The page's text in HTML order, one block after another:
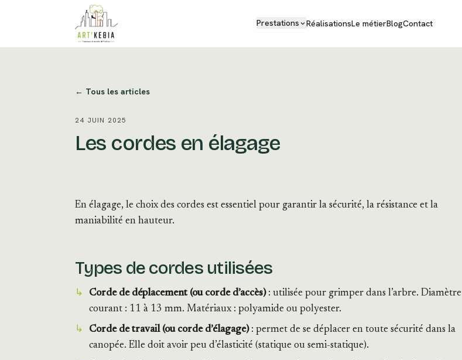
Prestations RéalisationsLe métierBlogContact
← Tous les articles
24 JUIN 2025
Les cordes en élagage
En élagage, le choix des cordes est essentiel pour garantir la sécurité, la résistance et la
maniabilité en hauteur.
Types de cordes utilisées
Corde de déplacement (ou corde d’accès): utilisée pour grimper dans l’arbre. Diamètre
courant : 11 à 13 mm. Matériaux : polyamide ou polyester.
Corde de travail (ou corde d’élagage): permet de se déplacer en toute sécurité dans la
canopée. Elle doit avoir peu d’élasticité (statique ou semi-statique).